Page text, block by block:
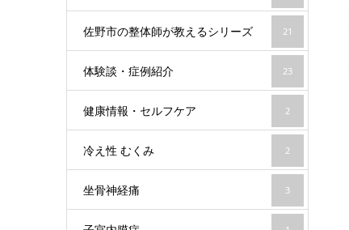
佐野市の整体師が教えるシリーズ 21
体験談・症例紹介 23
健康情報・セルフケア 2
冷え性 むくみ 2
坐骨神経痛 3